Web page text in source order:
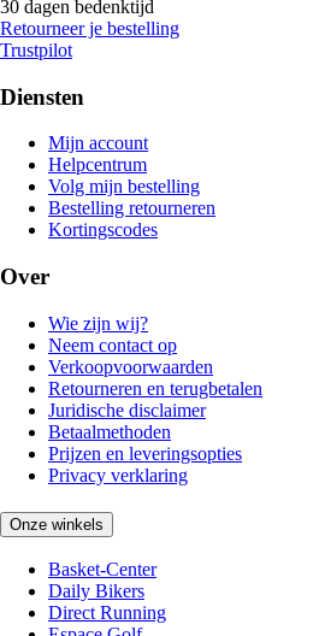
30 dagen bedenktijd
Retourneer je bestelling
Trustpilot
Diensten
Mijn account
Helpcentrum
Volg mijn bestelling
Bestelling retourneren
Kortingscodes
Over
Wie zijn wij?
Neem contact op
Verkoopvoorwaarden
Retourneren en terugbetalen
Juridische disclaimer
Betaalmethoden
Prijzen en leveringsopties
Privacy verklaring
Onze winkels
Basket-Center
Daily Bikers
Direct Running